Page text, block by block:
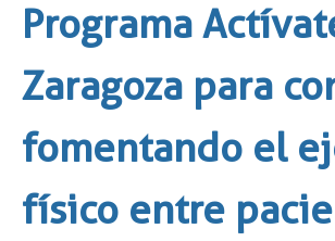
Programa
Zaragoza para
fomentando el
físico entre